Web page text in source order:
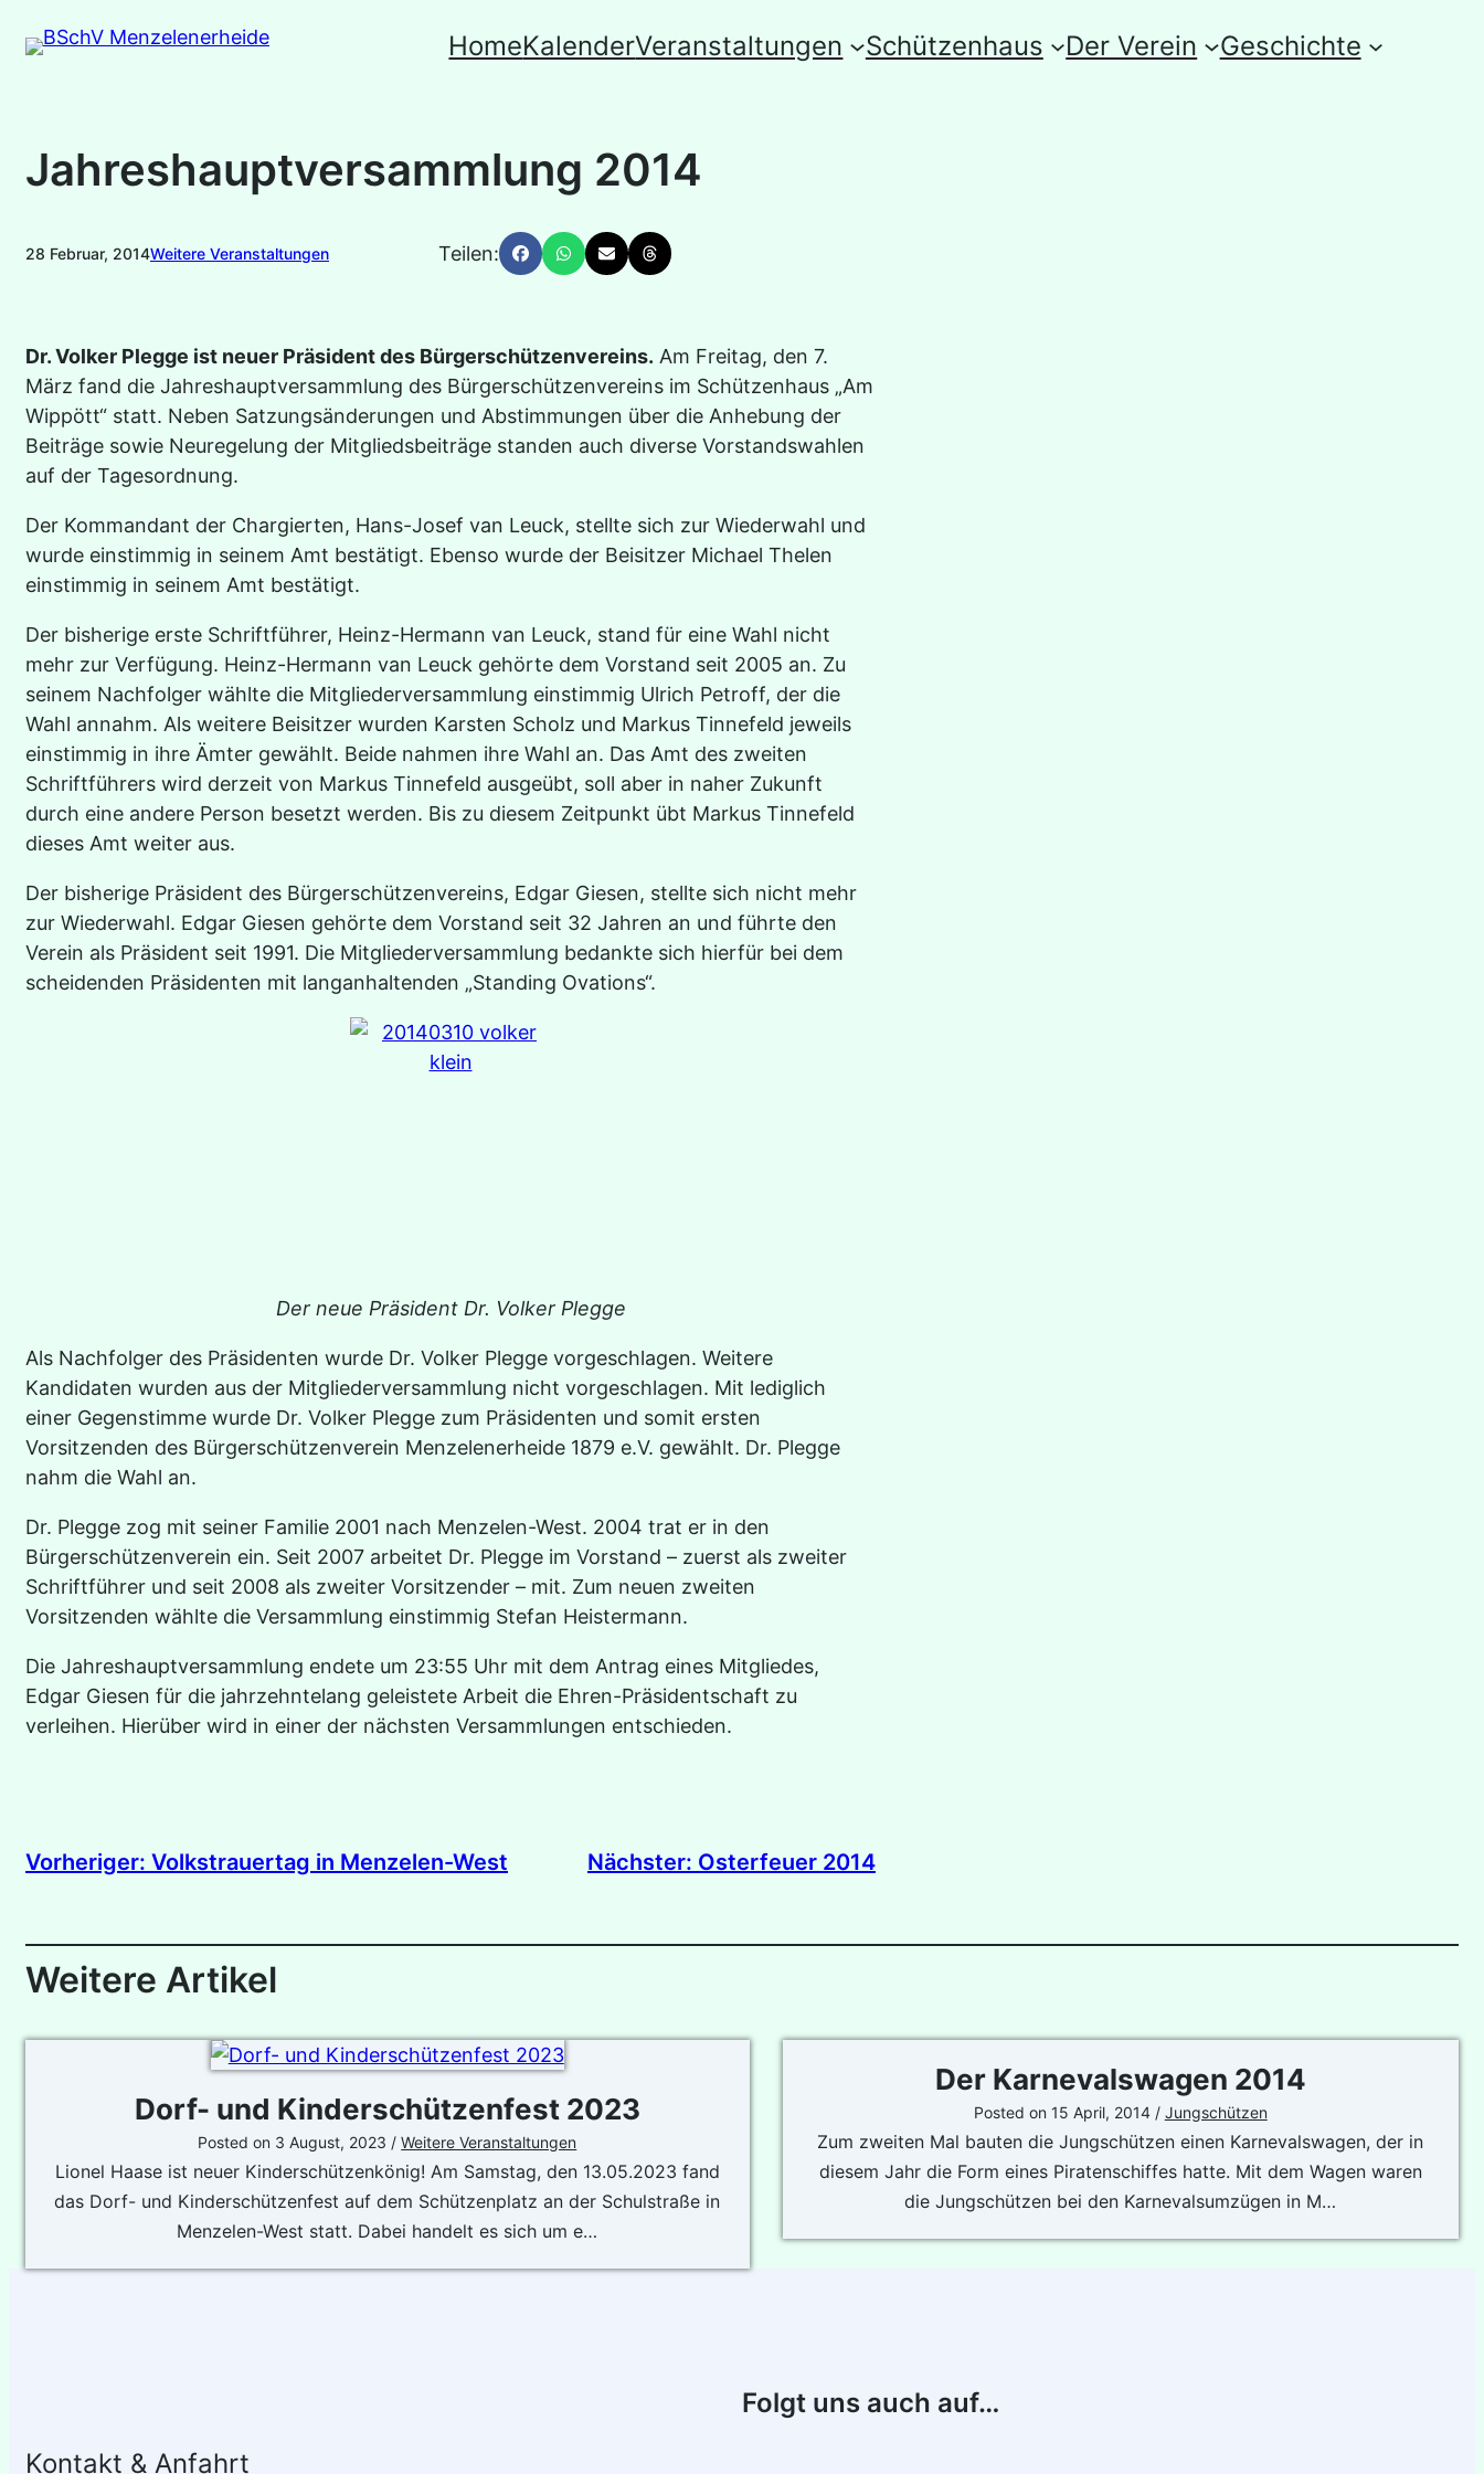
Inhalt
HomeKalenderVeranstaltungen Schützenhaus Der Verein Geschichte
Jahreshauptversammlung 2014
28 Februar, 2014Weitere Veranstaltungen Teilen:
Dr. Volker Plegge ist neuer Präsident des Bürgerschützenvereins. Am Freitag, den 7.
März fand die Jahreshauptversammlung des Bürgerschützenvereins im Schützenhaus „Am
Wippött“ statt. Neben Satzungsänderungen und Abstimmungen über die Anhebung der
Beiträge sowie Neuregelung der Mitgliedsbeiträge standen auch diverse Vorstandswahlen
auf der Tagesordnung.
Der Kommandant der Chargierten, Hans-Josef van Leuck, stellte sich zur Wiederwahl und
wurde einstimmig in seinem Amt bestätigt. Ebenso wurde der Beisitzer Michael Thelen
einstimmig in seinem Amt bestätigt.
Der bisherige erste Schriftführer, Heinz-Hermann van Leuck, stand für eine Wahl nicht
mehr zur Verfügung. Heinz-Hermann van Leuck gehörte dem Vorstand seit 2005 an. Zu
seinem Nachfolger wählte die Mitgliederversammlung einstimmig Ulrich Petroff, der die
Wahl annahm. Als weitere Beisitzer wurden Karsten Scholz und Markus Tinnefeld jeweils
einstimmig in ihre Ämter gewählt. Beide nahmen ihre Wahl an. Das Amt des zweiten
Schriftführers wird derzeit von Markus Tinnefeld ausgeübt, soll aber in naher Zukunft
durch eine andere Person besetzt werden. Bis zu diesem Zeitpunkt übt Markus Tinnefeld
dieses Amt weiter aus.
Der bisherige Präsident des Bürgerschützenvereins, Edgar Giesen, stellte sich nicht mehr
zur Wiederwahl. Edgar Giesen gehörte dem Vorstand seit 32 Jahren an und führte den
Verein als Präsident seit 1991. Die Mitgliederversammlung bedankte sich hierfür bei dem
scheidenden Präsidenten mit langanhaltenden „Standing Ovations“.
Der neue Präsident Dr. Volker Plegge
Als Nachfolger des Präsidenten wurde Dr. Volker Plegge vorgeschlagen. Weitere
Kandidaten wurden aus der Mitgliederversammlung nicht vorgeschlagen. Mit lediglich
einer Gegenstimme wurde Dr. Volker Plegge zum Präsidenten und somit ersten
Vorsitzenden des Bürgerschützenverein Menzelenerheide 1879 e.V. gewählt. Dr. Plegge
nahm die Wahl an.
Dr. Plegge zog mit seiner Familie 2001 nach Menzelen-West. 2004 trat er in den
Bürgerschützenverein ein. Seit 2007 arbeitet Dr. Plegge im Vorstand – zuerst als zweiter
Schriftführer und seit 2008 als zweiter Vorsitzender – mit. Zum neuen zweiten
Vorsitzenden wählte die Versammlung einstimmig Stefan Heistermann.
Die Jahreshauptversammlung endete um 23:55 Uhr mit dem Antrag eines Mitgliedes,
Edgar Giesen für die jahrzehntelang geleistete Arbeit die Ehren-Präsidentschaft zu
verleihen. Hierüber wird in einer der nächsten Versammlungen entschieden.
Vorheriger: Volkstrauertag in Menzelen-West Nächster: Osterfeuer 2014
Weitere Artikel
Dorf- und Kinderschützenfest 2023
Posted on 3 August, 2023 /Weitere Veranstaltungen
Lionel Haase ist neuer Kinderschützenkönig! Am Samstag, den 13.05.2023 fand
das Dorf- und Kinderschützenfest auf dem Schützenplatz an der Schulstraße in
Menzelen-West statt. Dabei handelt es sich um e…
Der Karnevalswagen 2014
Posted on 15 April, 2014/ Jungschützen
Zum zweiten Mal bauten die Jungschützen einen Karnevalswagen, der in
diesem Jahr die Form eines Piratenschiffes hatte. Mit dem Wagen waren
die Jungschützen bei den Karnevalsumzügen in M…
Kontakt & Anfahrt
Folgt uns auch auf…